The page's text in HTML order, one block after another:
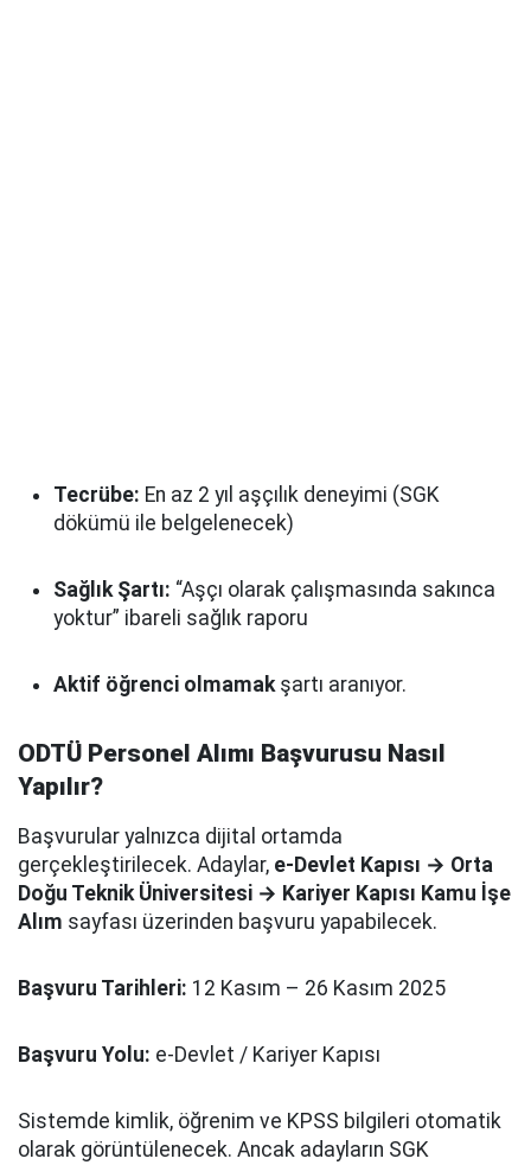
Tecrübe: En az 2 yıl aşçılık deneyimi (SGK
dökümü ile belgelenecek)
Sağlık Şartı: “Aşçı olarak çalışmasında sakınca
yoktur” ibareli sağlık raporu
Aktif öğrenci olmamakşartı aranıyor.
ODTÜ Personel Alımı Başvurusu Nasıl
Yapılır?
Başvurular yalnızca dijital ortamda
gerçekleştirilecek. Adaylar, e-Devlet Kapısı → Orta
Doğu Teknik Üniversitesi → Kariyer Kapısı Kamu İşe
Alım sayfası üzerinden başvuru yapabilecek.
Başvuru Tarihleri: 12 Kasım – 26 Kasım 2025
Başvuru Yolu: e-Devlet / Kariyer Kapısı
Sistemde kimlik, öğrenim ve KPSS bilgileri otomatik
olarak görüntülenecek. Ancak adayların SGK